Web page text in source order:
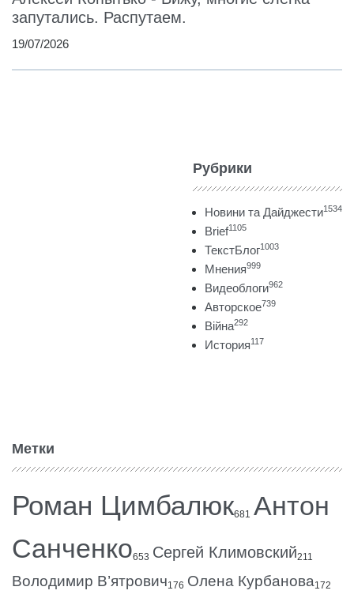
запутались. Распутаем.
19/07/2026
Рубрики
Новини та Дайджести1534
Brief1105
ТекстБлог1003
Мнения999
Видеоблоги962
Авторское739
Війна292
История117
Метки
Роман Цимбалюк681 Антон
Санченко653 Сергей Климовский211
Володимир В’ятрович176 Олена Курбанова172